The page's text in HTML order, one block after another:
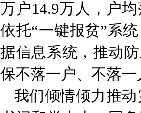
万户14.9万人，户
依托“一键报贫”系
据信息系统，推动
保不落一户、不落一
我们倾情倾力推